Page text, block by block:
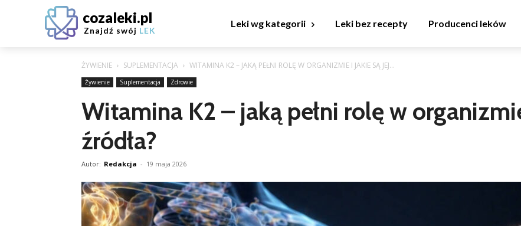
cozaleki.pl
Znajdź swój LEK
Leki wg kategorii Leki bez recepty Producenci leków
ŻYWIENIE SUPLEMENTACJA WITAMINA K2 – JAKĄ PEŁNI ROLĘ W ORGANIZMIE I JAKIE SĄ JEJ...
Żywienie Suplementacja Zdrowie
Witamina K2 – jaką pełni rolę w
źródła?
Autor: Redakcja - 19 maja 2026